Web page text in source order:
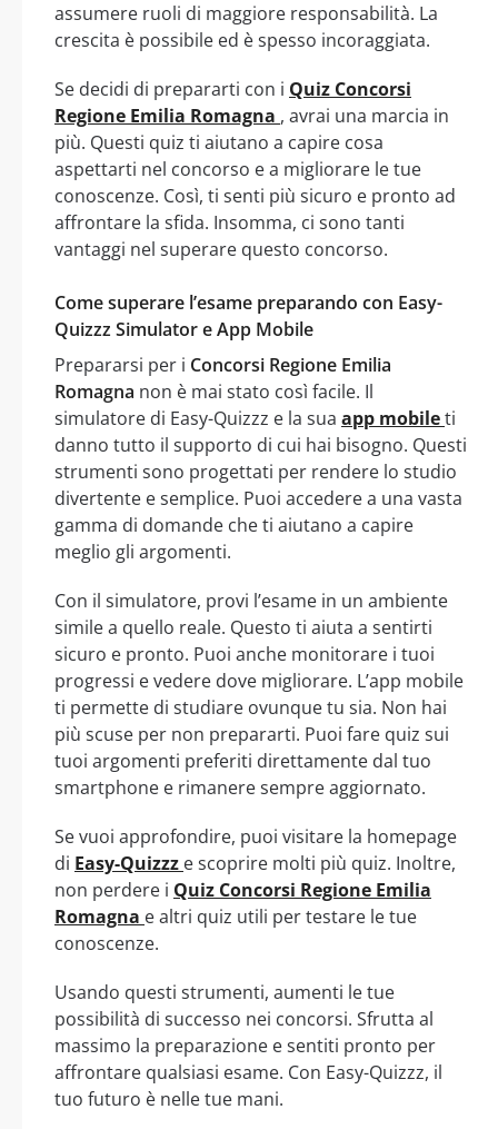
assumere ruoli di maggiore responsabilità. La
crescita è possibile ed è spesso incoraggiata.
Se decidi di prepararti con i Quiz Concorsi
Regione Emilia Romagna , avrai una marcia in
più. Questi quiz ti aiutano a capire cosa
aspettarti nel concorso e a migliorare le tue
conoscenze. Così, ti senti più sicuro e pronto ad
affrontare la sfida. Insomma, ci sono tanti
vantaggi nel superare questo concorso.
Come superare l’esame preparando con Easy-
Quizzz Simulator e App Mobile
Prepararsi per i Concorsi Regione Emilia
Romagna non è mai stato così facile. Il
simulatore di Easy-Quizzz e la sua app mobileti
danno tutto il supporto di cui hai bisogno. Questi
strumenti sono progettati per rendere lo studio
divertente e semplice. Puoi accedere a una vasta
gamma di domande che ti aiutano a capire
meglio gli argomenti.
Con il simulatore, provi l’esame in un ambiente
simile a quello reale. Questo ti aiuta a sentirti
sicuro e pronto. Puoi anche monitorare i tuoi
progressi e vedere dove migliorare. L’app mobile
ti permette di studiare ovunque tu sia. Non hai
più scuse per non prepararti. Puoi fare quiz sui
tuoi argomenti preferiti direttamente dal tuo
smartphone e rimanere sempre aggiornato.
Se vuoi approfondire, puoi visitare la homepage
di Easy-Quizzz e scoprire molti più quiz. Inoltre,
non perdere i Quiz Concorsi Regione Emilia
Romagna e altri quiz utili per testare le tue
conoscenze.
Usando questi strumenti, aumenti le tue
possibilità di successo nei concorsi. Sfrutta al
massimo la preparazione e sentiti pronto per
affrontare qualsiasi esame. Con Easy-Quizzz, il
tuo futuro è nelle tue mani.